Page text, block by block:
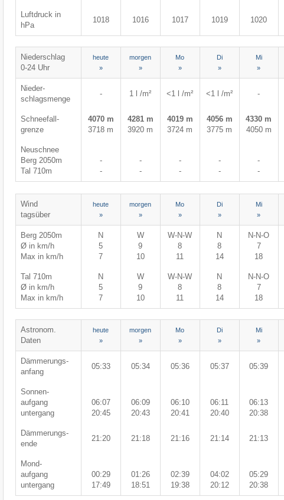
Luftdruck in
hPa
1018 1016 1017 1019 1020
Niederschlag
0-24 Uhr
heute
»
morgen
»
Mo
»
Di
»
Mi
»
Nieder-
schlagsmenge
- 1 l /m² <1 l /m² <1 l /m² -
Schneefall-
grenze
4070 m
3718 m
4281 m
3920 m
4019 m
3724 m
4056 m
3775 m
4330 m
4050 m
Neuschnee
Berg 2050m
Tal 710m
-
-
-
-
-
-
-
-
-
-
Wind
tagsüber
heute
»
morgen
»
Mo
»
Di
»
Mi
»
Berg 2050m
Ø in km/h
Max in km/h
N
5
7
W
9
10
W-N-W
8
11
N
8
14
N-N-O
7
18
Tal 710m
Ø in km/h
Max in km/h
N
5
7
W
9
10
W-N-W
8
11
N
8
14
N-N-O
7
18
Astronom.
Daten
heute
»
morgen
»
Mo
»
Di
»
Mi
»
Dämmerungs-
anfang
05:33 05:34 05:36 05:37 05:39
Sonnen-
aufgang
untergang
06:07
20:45
06:09
20:43
06:10
20:41
06:11
20:40
06:13
20:38
Dämmerungs-
ende
21:20 21:18 21:16 21:14 21:13
Mond-
aufgang
untergang
00:29
17:49
01:26
18:51
02:39
19:38
04:02
20:12
05:29
20:38